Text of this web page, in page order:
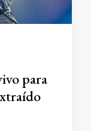
para